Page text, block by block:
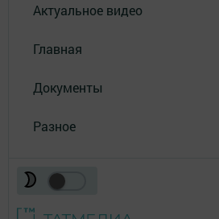
Актуальное видео
Главная
Документы
Разное